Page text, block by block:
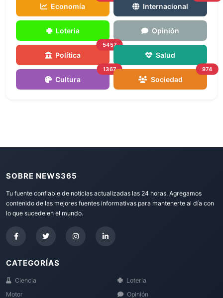
Economía Internacional
Loteria Opinión
Política
5457
Salud
Cultura
1367
Sociedad
974
SOBRE NEWS365
Tu fuente confiable de noticias actualizadas las 24 horas. Agregamos
contenido de las mejores fuentes informativas para mantenerte al día con
lo que sucede en el mundo.
CATEGORÍAS
Ciencia
Motor
Loteria
Opinión